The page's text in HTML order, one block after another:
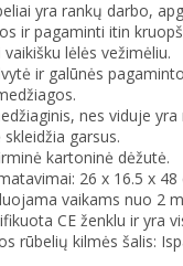
yra rankų darbo,
ir pagaminti itin
lėlės vežimėliu.
ir galūnės
nes viduje
garsus.
kartoninė dėžutė.
26 x 16.5 x 48
vaikams nuo 2
CE ženklu ir yra
rūbelių kilmės šalis: